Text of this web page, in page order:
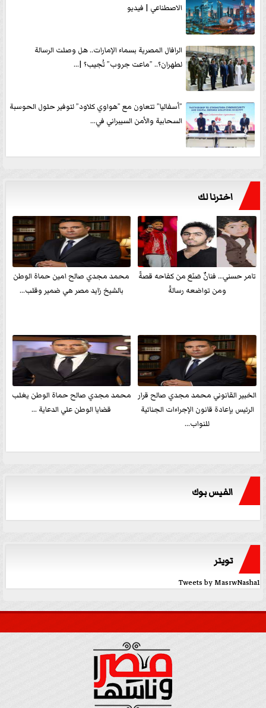
الاصطناعي | فيديو
الرافال المصرية بسماء الإمارات.. هل وصلت الرسالة
لطهران؟.. ”ماعت جروب” تُجيب؟ |...
”أسفاليا” تتعاون مع ”هواوي كلاود” لتوفير حلول الحوسبة
السحابية والأمن السيبراني في...
اخترنا لك
تامر حسني… فنانٌ صَنَعَ من كفاحه قصةً
ومن تواضعه رسالةً
محمد مجدي صالح امين حماة الوطن
بالشيخ زايد مصر هي ضمير وقلب...
الخبير القانوني محمد مجدي صالح قرار
الرئيس بإعادة قانون الإجراءات الجنائية
للنواب...
محمد مجدي صالح حماة الوطن يغلب
قضايا الوطن علي الدعاية ...
الفيس بوك
تويتر
Tweets by MasrwNasha1